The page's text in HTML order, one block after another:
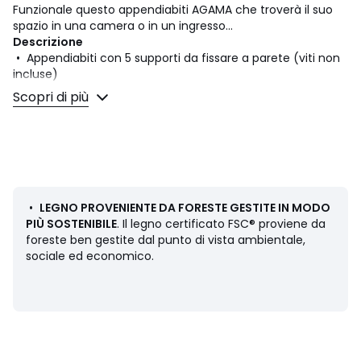
Funzionale questo appendiabiti AGAMA che troverà il suo
spazio in una camera o in un ingresso...
Descrizione
• Appendiabiti con 5 supporti da fissare a parete (viti non
incluse)
• Appendiabiti è venduto da montare
• 5 sfere in betulla
• Altezza: 5,2 cm
Scopri di più
• LEGNO PROVENIENTE DA FORESTE GESTITE IN MODO
PIÙ SOSTENIBILE. Il legno certificato FSC® proviene da
foreste ben gestite dal punto di vista ambientale,
sociale ed economico.